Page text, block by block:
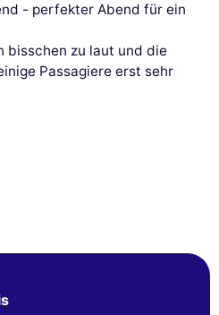
- perfekter Abend für ein
bisschen zu laut und die
Passagiere erst sehr